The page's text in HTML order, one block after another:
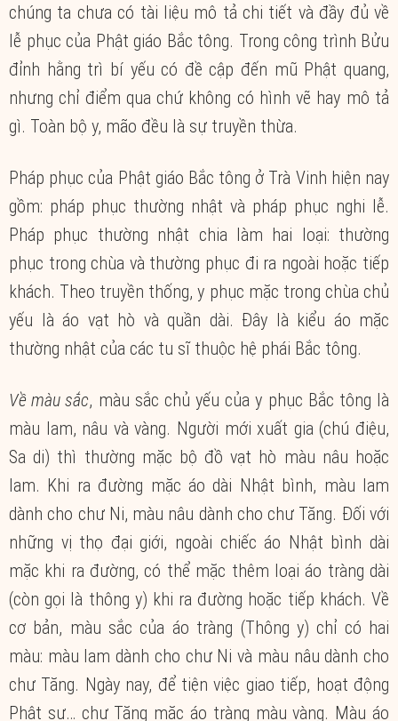
chúng ta chưa có tài liệu mô tả chi tiết và đầy đủ về
lễ phục của Phật giáo Bắc tông. Trong công trình Bửu
đỉnh hằng trì bí yếu có đề cập đến mũ Phật quang,
nhưng chỉ điểm qua chứ không có hình vẽ hay mô tả
gì. Toàn bộ y, mão đều là sự truyền thừa.
Pháp phục của Phật giáo Bắc tông ở Trà Vinh hiện nay
gồm: pháp phục thường nhật và pháp phục nghi lễ.
Pháp phục thường nhật chia làm hai loại: thường
phục trong chùa và thường phục đi ra ngoài hoặc tiếp
khách. Theo truyền thống, y phục mặc trong chùa chủ
yếu là áo vạt hò và quần dài. Đây là kiểu áo mặc
thường nhật của các tu sĩ thuộc hệ phái Bắc tông.
Về màu sắc, màu sắc chủ yếu của y phục Bắc tông là
màu lam, nâu và vàng. Người mới xuất gia (chú điệu,
Sa di) thì thường mặc bộ đồ vạt hò màu nâu hoặc
lam. Khi ra đường mặc áo dài Nhật bình, màu lam
dành cho chư Ni, màu nâu dành cho chư Tăng. Đối với
những vị thọ đại giới, ngoài chiếc áo Nhật bình dài
mặc khi ra đường, có thể mặc thêm loại áo tràng dài
(còn gọi là thông y) khi ra đường hoặc tiếp khách. Về
cơ bản, màu sắc của áo tràng (Thông y) chỉ có hai
màu: màu lam dành cho chư Ni và màu nâu dành cho
chư Tăng. Ngày nay, để tiện việc giao tiếp, hoạt động
Phật sự… chư Tăng mặc áo tràng màu vàng. Màu áo